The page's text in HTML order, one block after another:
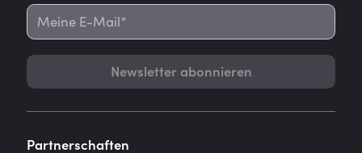
Newsletter abonnieren
Partnerschaften